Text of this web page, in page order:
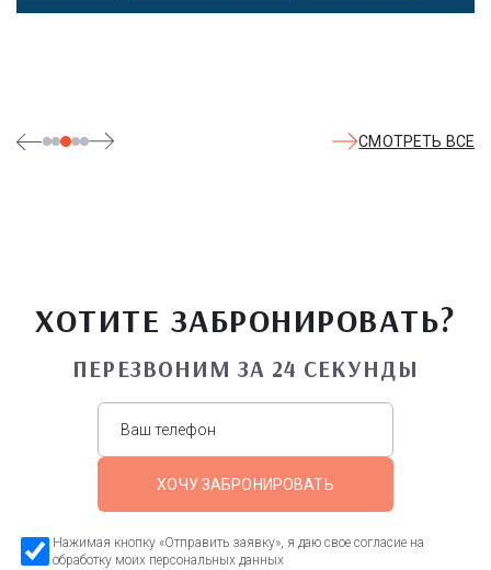
СМОТРЕТЬ ВСЕ
ХОТИТЕ ЗАБРОНИРОВАТЬ?
ПЕРЕЗВОНИМ ЗА 24 СЕКУНДЫ
ХОЧУ ЗАБРОНИРОВАТЬ
Нажимая кнопку «Отправить заявку», я даю свое согласие на
обработку моих персональных данных